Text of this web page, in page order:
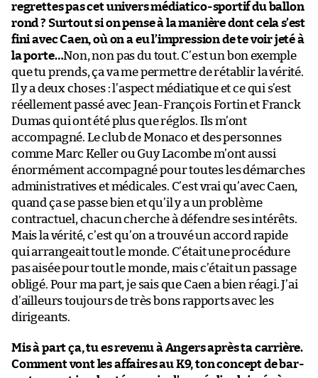
regrettes pas cet univers médiatico-sportif du ballon
rond ? Surtout si on pense à la manière dont cela s’est
fini avec Caen, où on a eu l’impression de te voir jeté à
la porte…Non, non pas du tout. C’est un bon exemple
que tu prends, ça va me permettre de rétablir la vérité.
Il y a deux choses : l’aspect médiatique et ce qui s’est
réellement passé avec Jean-François Fortin et Franck
Dumas qui ont été plus que réglos. Ils m’ont
accompagné. Le club de Monaco et des personnes
comme Marc Keller ou Guy Lacombe m’ont aussi
énormément accompagné pour toutes les démarches
administratives et médicales. C’est vrai qu’avec Caen,
quand ça se passe bien et qu’il y a un problème
contractuel, chacun cherche à défendre ses intérêts.
Mais la vérité, c’est qu’on a trouvé un accord rapide
qui arrangeait tout le monde. C’était une procédure
pas aisée pour tout le monde, mais c’était un passage
obligé. Pour ma part, je sais que Caen a bien réagi. J’ai
d’ailleurs toujours de très bons rapports avec les
dirigeants.
Mis à part ça, tu es revenu à Angers après ta carrière.
Comment vont les affaires au K9, ton concept de bar-